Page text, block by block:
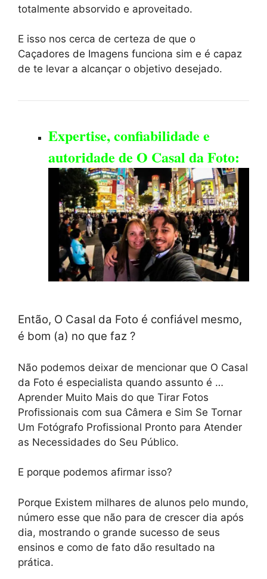
totalmente absorvido e aproveitado.
E isso nos cerca de certeza de que o
Caçadores de Imagens funciona sim e é capaz
de te levar a alcançar o objetivo desejado.
Expertise, confiabilidade e
autoridade de O Casal da Foto:
Então, O Casal da Foto é confiável mesmo,
é bom (a) no que faz ?
Não podemos deixar de mencionar que O Casal
da Foto é especialista quando assunto é …
Aprender Muito Mais do que Tirar Fotos
Profissionais com sua Câmera e Sim Se Tornar
Um Fotógrafo Profissional Pronto para Atender
as Necessidades do Seu Público.
E porque podemos afirmar isso?
Porque Existem milhares de alunos pelo mundo,
número esse que não para de crescer dia após
dia, mostrando o grande sucesso de seus
ensinos e como de fato dão resultado na
prática.